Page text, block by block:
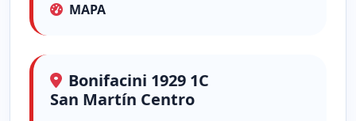
MAPA
Bonifacini 1929 1C
San Martín Centro